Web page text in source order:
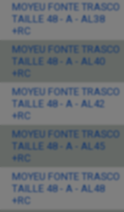
MOYEU FONTE TRASCO
TAILLE 48 - A - AL38
+RC
MOYEU FONTE TRASCO
TAILLE 48 - A - AL40
+RC
MOYEU FONTE TRASCO
TAILLE 48 - A - AL42
+RC
MOYEU FONTE TRASCO
TAILLE 48 - A - AL45
+RC
MOYEU FONTE TRASCO
TAILLE 48 - A - AL48
+RC